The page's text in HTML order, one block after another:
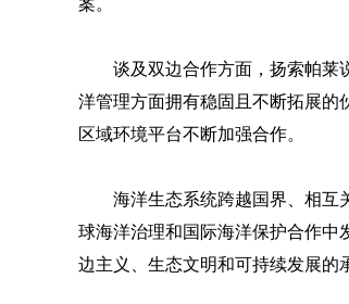
案。
谈及双边合作方面，扬索帕莱
洋管理方面拥有稳固且不断拓展的
区域环境平台不断加强合作。
海洋生态系统跨越国界、相互
球海洋治理和国际海洋保护合作中
边主义、生态文明和可持续发展的